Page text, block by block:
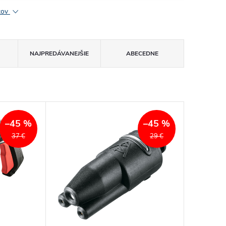
NAJPREDÁVANEJŠIE ABECEDNE
37 €
–45 %
29 €
–45 %